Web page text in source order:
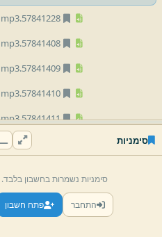
57841228.
mp3
57841408.
mp3
57841409.
mp3
57841410.
mp3
57841411.
mp3
57841414.
mp3
57841416.
mp3
57841417.
mp3
סימניות
סימניות נשמרות בחשבון בלבד.
התחבר פתח חשבון